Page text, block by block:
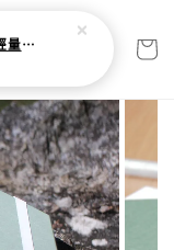
日系[ Karrimor ] cleave 30L 輕量野跑健走包